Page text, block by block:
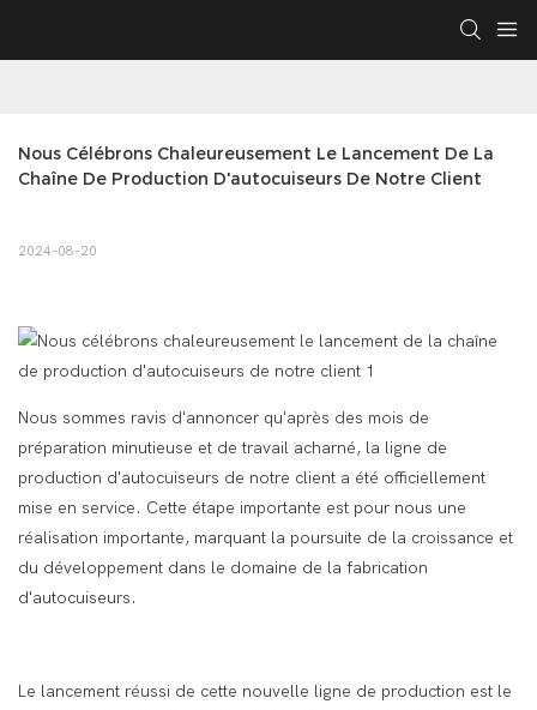
Nous Célébrons Chaleureusement Le Lancement De La
Chaîne De Production D'autocuiseurs De Notre Client
2024-08-20
Nous sommes ravis d'annoncer qu'après des mois de
préparation minutieuse et de travail acharné, la ligne de
production d'autocuiseurs de notre client a été officiellement
mise en service. Cette étape importante est pour nous une
réalisation importante, marquant la poursuite de la croissance et
du développement dans le domaine de la fabrication
d'autocuiseurs.
Le lancement réussi de cette nouvelle ligne de production est le